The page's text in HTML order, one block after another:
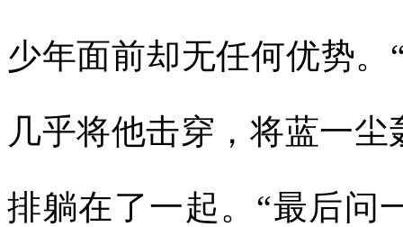
少年面前却无任何优势
几乎将他击穿，将蓝一
排躺在了一起。“最后问